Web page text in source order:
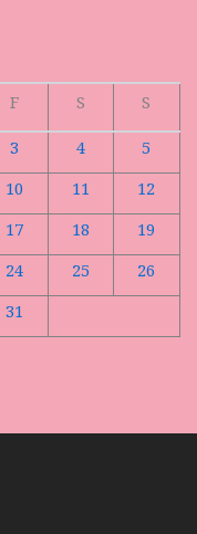
F S
S
3 4
5
10 11
12
17 18
19
24 25
26
31